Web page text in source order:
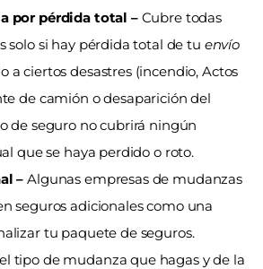
por pérdida total – Cubre todas
solo si hay pérdida total de tu envío
a ciertos desastres (incendio, Actos
de camión o desaparición del
de seguro no cubrirá ningún
que se haya perdido o roto.
– Algunas empresas de mudanzas
seguros adicionales como una
tu paquete de seguros.
tipo de mudanza que hagas y de la